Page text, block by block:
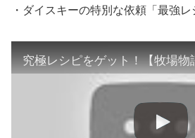
・ダイスキーの特別な依頼「最強